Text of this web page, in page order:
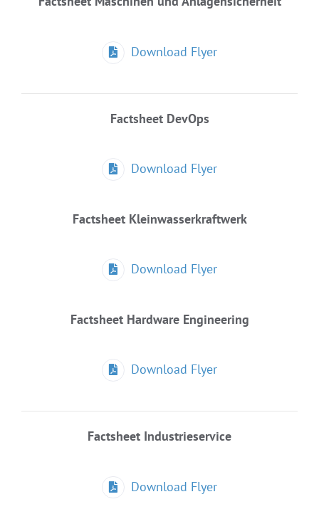
Download Flyer
Factsheet DevOps
Download Flyer
Factsheet Kleinwasserkraftwerk
Download Flyer
Factsheet Hardware Engineering
Download Flyer
Factsheet Industrieservice
Download Flyer